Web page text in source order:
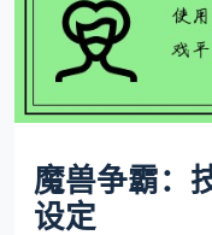
魔兽争霸：
设定